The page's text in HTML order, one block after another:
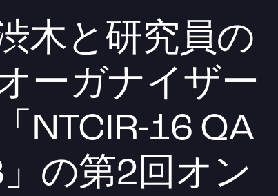
木と研究員の
ーガナイザー
NTCIR-16 QA
の第2回オン